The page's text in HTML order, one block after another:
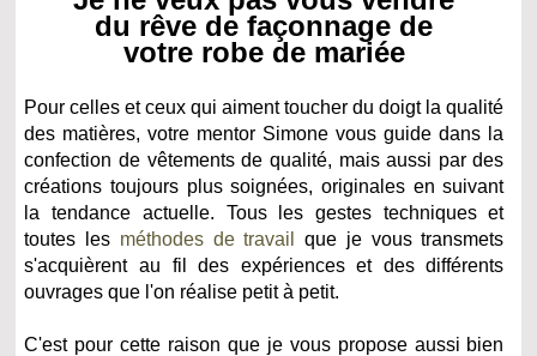
du rêve de façonnage de
votre robe de mariée
Pour celles et ceux qui aiment toucher du doigt la qualité
des matières, votre mentor Simone vous guide dans la
confection de vêtements de qualité, mais aussi par des
créations toujours plus soignées, originales en suivant
la tendance actuelle. Tous les gestes techniques et
toutes les méthodes de travail
que je vous transmets
s'acquièrent au fil des expériences et des différents
ouvrages que l'on réalise petit à petit.
C'est pour cette raison que je vous propose aussi bien